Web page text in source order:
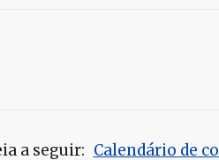
a seguir: Calendário de